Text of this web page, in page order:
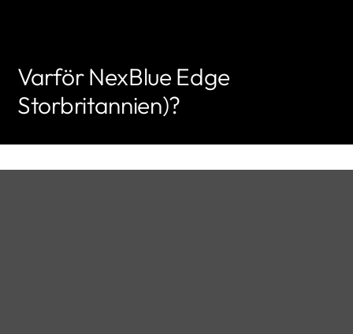
Varför NexBlue Edge
Storbritannien)?